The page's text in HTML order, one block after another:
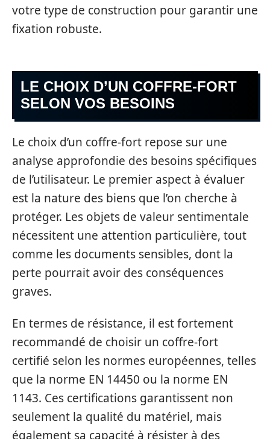
votre type de construction pour garantir une
fixation robuste.
LE CHOIX D’UN COFFRE-FORT
SELON VOS BESOINS
Le choix d’un coffre-fort repose sur une
analyse approfondie des besoins spécifiques
de l’utilisateur. Le premier aspect à évaluer
est la nature des biens que l’on cherche à
protéger. Les objets de valeur sentimentale
nécessitent une attention particulière, tout
comme les documents sensibles, dont la
perte pourrait avoir des conséquences
graves.
En termes de résistance, il est fortement
recommandé de choisir un coffre-fort
certifié selon les normes européennes, telles
que la norme EN 14450 ou la norme EN
1143. Ces certifications garantissent non
seulement la qualité du matériel, mais
également sa capacité à résister à des